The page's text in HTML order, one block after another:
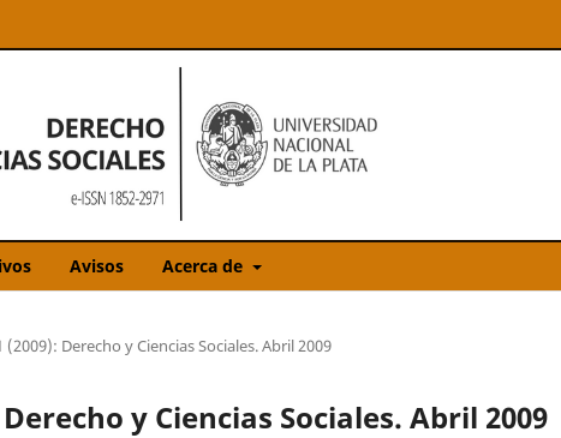
Avisos Acerca de
(2009): Derecho y Ciencias Sociales. Abril 2009
y Ciencias Sociales. Abril 2009